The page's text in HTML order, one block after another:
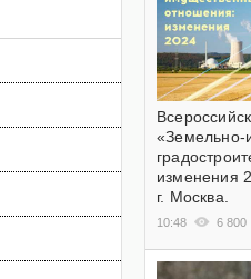
«Земельно-
изменения
г. Москва.
10:48 6 800